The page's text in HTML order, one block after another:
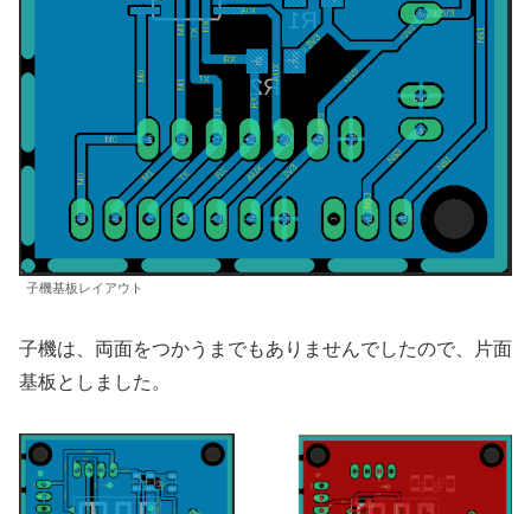
子機基板レイアウト
子機は、両面をつかうまでもありませんでしたので、片面
基板としました。